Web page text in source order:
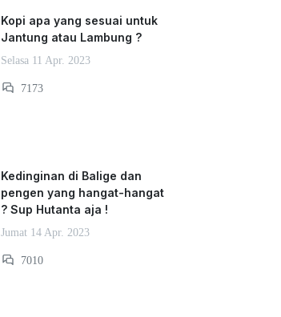
Kopi apa yang sesuai untuk
Jantung atau Lambung ?
Selasa 11 Apr. 2023
7173
Kedinginan di Balige dan
pengen yang hangat-hangat
? Sup Hutanta aja !
Jumat 14 Apr. 2023
7010